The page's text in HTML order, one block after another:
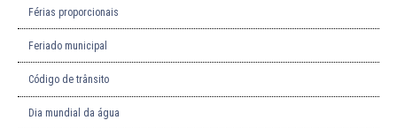
Férias proporcionais
Feriado municipal
Código de trânsito
Dia mundial da água